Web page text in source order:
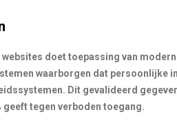
doet toepassing van
waarborgen dat persoonlijke
Dit gevalideerd
geeft tegen verboden toegang.